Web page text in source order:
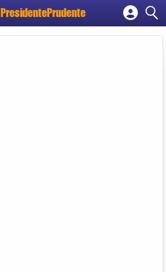
PresidentePrudente
Cadastrar empresa